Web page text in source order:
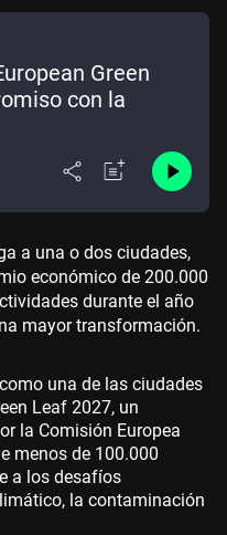
Green
con la
a una o dos ciudades,
económico de 200.000
durante el año
mayor transformación.
una de las ciudades
Leaf 2027, un
la Comisión Europea
menos de 100.000
a los desafíos
la contaminación